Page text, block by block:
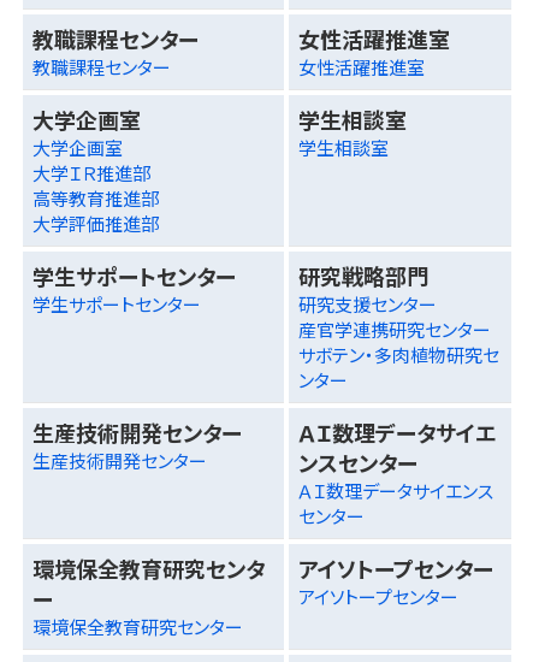
教職課程センター
教職課程センター
女性活躍推進室
女性活躍推進室
大学企画室
大学企画室
大学ＩＲ推進部
高等教育推進部
大学評価推進部
学生相談室
学生相談室
学生サポートセンター
学生サポートセンター
研究戦略部門
研究支援センター
産官学連携研究センター
サボテン・多肉植物研究セ
ンター
生産技術開発センター
生産技術開発センター
ＡＩ数理データサイエ
ンスセンター
ＡＩ数理データサイエンス
センター
環境保全教育研究センタ
ー
環境保全教育研究センター
アイソトープセンター
アイソトープセンター